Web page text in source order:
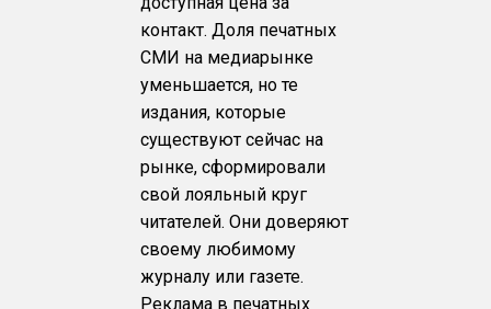
контакт. Доля печатных
СМИ на медиарынке
уменьшается, но те
издания, которые
существуют сейчас на
рынке, сформировали
свой лояльный круг
читателей. Они доверяют
своему любимому
журналу или газете.
Реклама в печатных